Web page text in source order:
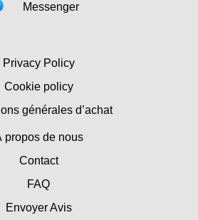
Messenger
Privacy Policy
Cookie policy
générales d’achat
propos de nous
Contact
FAQ
Envoyer Avis